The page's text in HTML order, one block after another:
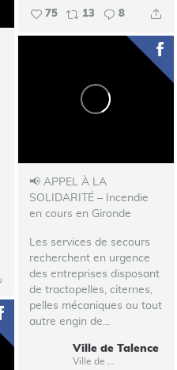
75 13 8
📢 APPEL À LA
SOLIDARITÉ – Incendie
en cours en Gironde
Les services de secours
recherchent en urgence
des entreprises disposant
de tractopelles, citernes,
pelles mécaniques ou tout
autre engin de...
Ville de Talence